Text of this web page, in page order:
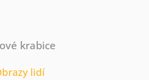
krabice
lidí